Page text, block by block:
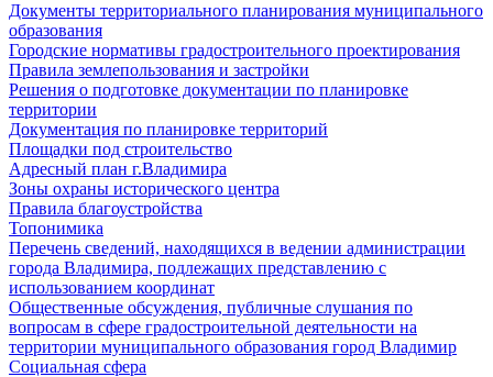
Документы территориального планирования муниципального
образования
Городские нормативы градостроительного проектирования
Правила землепользования и застройки
Решения о подготовке документации по планировке
территории
Документация по планировке территорий
Площадки под строительство
Адресный план г.Владимира
Зоны охраны исторического центра
Правила благоустройства
Топонимика
Перечень сведений, находящихся в ведении администрации
города Владимира, подлежащих представлению с
использованием координат
Общественные обсуждения, публичные слушания по
вопросам в сфере градостроительной деятельности на
территории муниципального образования город Владимир
Социальная сфера